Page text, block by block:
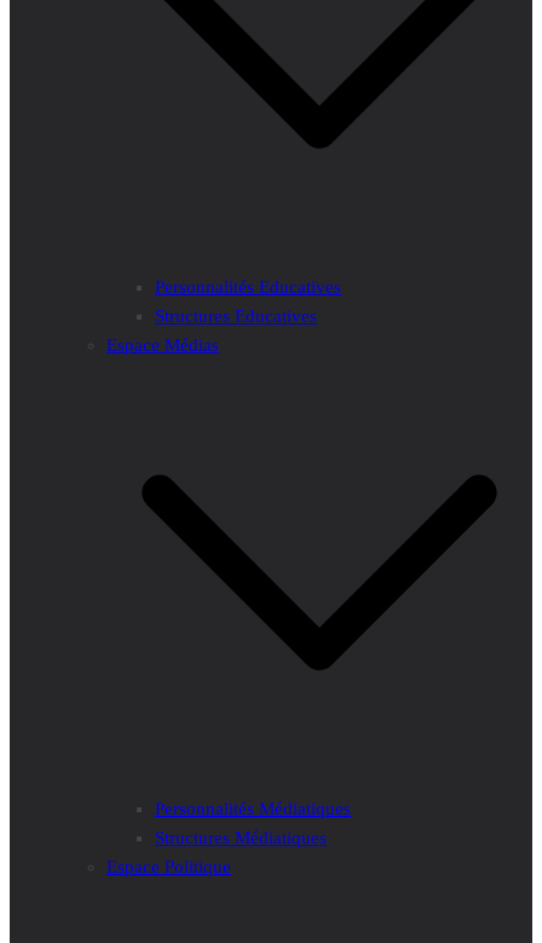
Personnalités Educatives
Structures Educatives
Espace Médias
Personnalités Médiatiques
Structures Médiatiques
Espace Politique